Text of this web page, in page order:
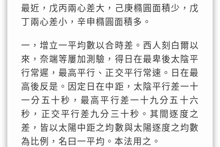
最近，戊丙兩心差大，己庚橢圓面積少，戊
丁兩心差小，辛申橢圓面積多。
一，增立一平均數以合時差。西人刻白爾以
來，奈端等屢加測驗，得日在最卑後太陰平
行常遲，最高平行、正交平行常速。日在最
高後反是。因定日在中距，太陰平行差一十
一分五十秒，最高平行差一十九分五十六
秒，正交平行差九分三十秒。其間逐度之
差，皆以太陽中距之均數與太陽逐度之均數
為比例，名曰一平均。本法用之。